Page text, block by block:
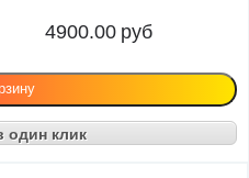
4900.00 руб
один клик